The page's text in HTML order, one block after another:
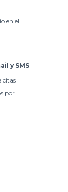
en el
y SMS
citas
por